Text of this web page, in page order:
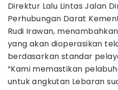
Direktur Lalu Lintas Jalan
Perhubungan Darat
Rudi Irawan,
yang akan dioperasikan
berdasarkan standar
“Kami memastikan
untuk angkutan Lebaran